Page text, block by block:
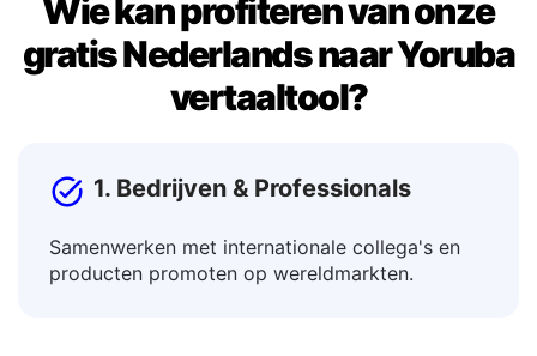
Wie kan profiteren van onze
gratis Nederlands naar Yoruba
1. Bedrijven & Professionals